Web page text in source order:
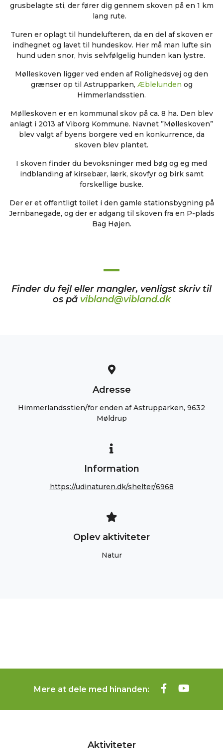
grusbelagte sti, der fører dig gennem skoven på en 1 km
lang rute.
Turen er oplagt til hundelufteren, da en del af skoven er
indhegnet og lavet til hundeskov. Her må man lufte sin
hund uden snor, hvis selvfølgelig hunden kan lystre.
Mølleskoven ligger ved enden af Rolighedsvej og den
grænser op til Astrupparken, Æblelunden og
Himmerlandsstien.
Mølleskoven er en kommunal skov på ca. 8 ha. Den blev
anlagt i 2013 af Viborg Kommune. Navnet ”Mølleskoven”
blev valgt af byens borgere ved en konkurrence, da
skoven blev plantet.
I skoven finder du bevoksninger med bøg og eg med
indblanding af kirsebær, lærk, skovfyr og birk samt
forskellige buske.
Der er et offentligt toilet i den gamle stationsbygning på
Jernbanegade, og der er adgang til skoven fra en P-plads
Bag Højen.
Finder du fejl eller mangler, venligst skriv til
os på vibland@vibland.dk
Adresse
Himmerlandsstien/for enden af Astrupparken, 9632
Møldrup
Information
https://udinaturen.dk/shelter/6968
Oplev aktiviteter
Natur
Mere at dele med hinanden:
Aktiviteter